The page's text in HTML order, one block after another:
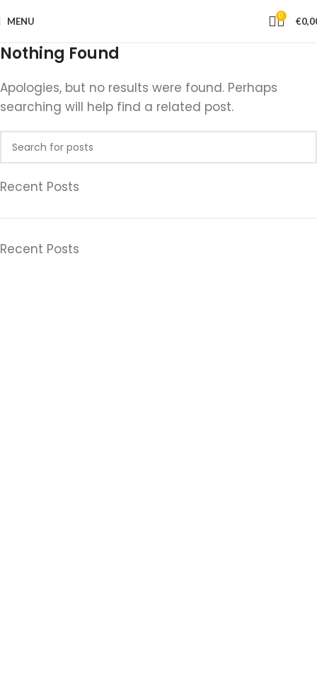
MENU 0 €
Nothing Found
Apologies, but no results were found. Perhaps
searching will help find a related post.
Recent Posts
Recent Posts